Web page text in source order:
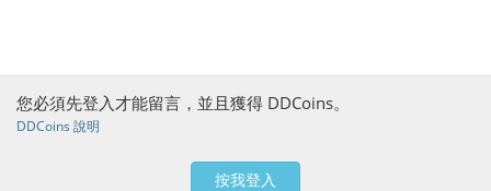
您必須先登入才能留言，並且獲得 DDCoins。
DDCoins 說明
按我登入